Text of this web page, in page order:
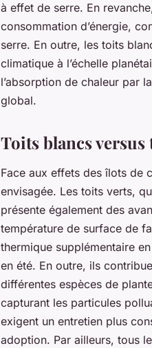
à effet de serre. En
consommation d’énergie,
serre. En outre, les toits
climatique à l’échelle
l’absorption de chaleur par
global.
Toits blancs versus
Face aux effets des îlots de
envisagée. Les toits verts,
présente également des
température de surface de
thermique supplémentaire
en été. En outre, ils
différentes espèces de
capturant les particules
exigent un entretien plus
adoption. Par ailleurs, tous